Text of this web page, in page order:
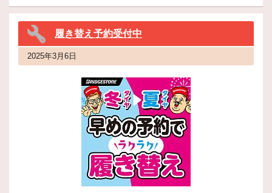
履き替え予約受付中
2025年3月6日